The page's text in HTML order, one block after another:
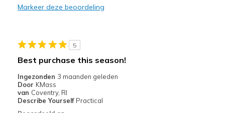
Beste toepassingen
Width
Sizing
Feels true to size
Markeer deze beoordeling
5
Best purchase this season!
Ingezonden 3 maanden geleden
Door KMass
van Coventry, RI
Describe Yourself Practical